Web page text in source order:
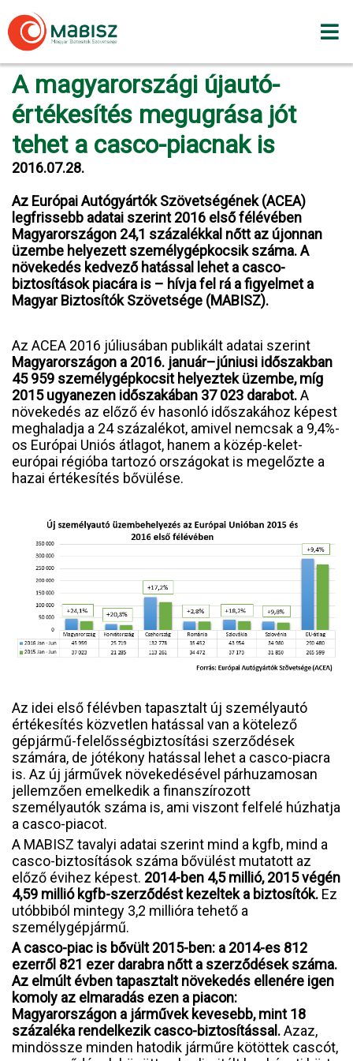
to
content
A magyarországi újautó-
értékesítés megugrása jót
tehet a casco-piacnak is
2016.07.28.
Az Európai Autógyártók Szövetségének (ACEA)
legfrissebb adatai szerint 2016 első félévében
Magyarországon 24,1 százalékkal nőtt az újonnan
üzembe helyezett személygépkocsik száma. A
növekedés kedvező hatással lehet a casco-
biztosítások piacára is – hívja fel rá a figyelmet a
Magyar Biztosítók Szövetsége (MABISZ).
Az ACEA 2016 júliusában publikált adatai szerint
Magyarországon a 2016. január–júniusi időszakban
45 959 személygépkocsit helyeztek üzembe, míg
2015 ugyanezen időszakában 37 023 darabot.A
növekedés az előző év hasonló időszakához képest
meghaladja a 24 százalékot, amivel nemcsak a 9,4%-
os Európai Uniós átlagot, hanem a közép-kelet-
európai régióba tartozó országokat is megelőzte a
hazai értékesítés bővülése.
Az idei első félévben tapasztalt új személyautó
értékesítés közvetlen hatással van a kötelező
gépjármű-felelősségbiztosítási szerződések
számára, de jótékony hatással lehet a casco-piacra
is. Az új járművek növekedésével párhuzamosan
jellemzően emelkedik a finanszírozott
személyautók száma is, ami viszont felfelé húzhatja
a casco-piacot.
A MABISZ tavalyi adatai szerint mind a kgfb, mind a
casco-biztosítások száma bővülést mutatott az
előző évihez képest. 2014-ben 4,5 millió, 2015 végén
4,59 millió kgfb-szerződést kezeltek a biztosítók. Ez
utóbbiból mintegy 3,2 millióra tehető a
személygépjármű.
A casco-piac is bővült 2015-ben: a 2014-es 812
ezerről 821 ezer darabra nőtt a szerződések száma.
Az elmúlt évben tapasztalt növekedés ellenére igen
komoly az elmaradás ezen a piacon:
Magyarországon a járművek kevesebb, mint 18
százaléka rendelkezik casco-biztosítással.Azaz,
mindössze minden hatodik járműre kötöttek cascót,